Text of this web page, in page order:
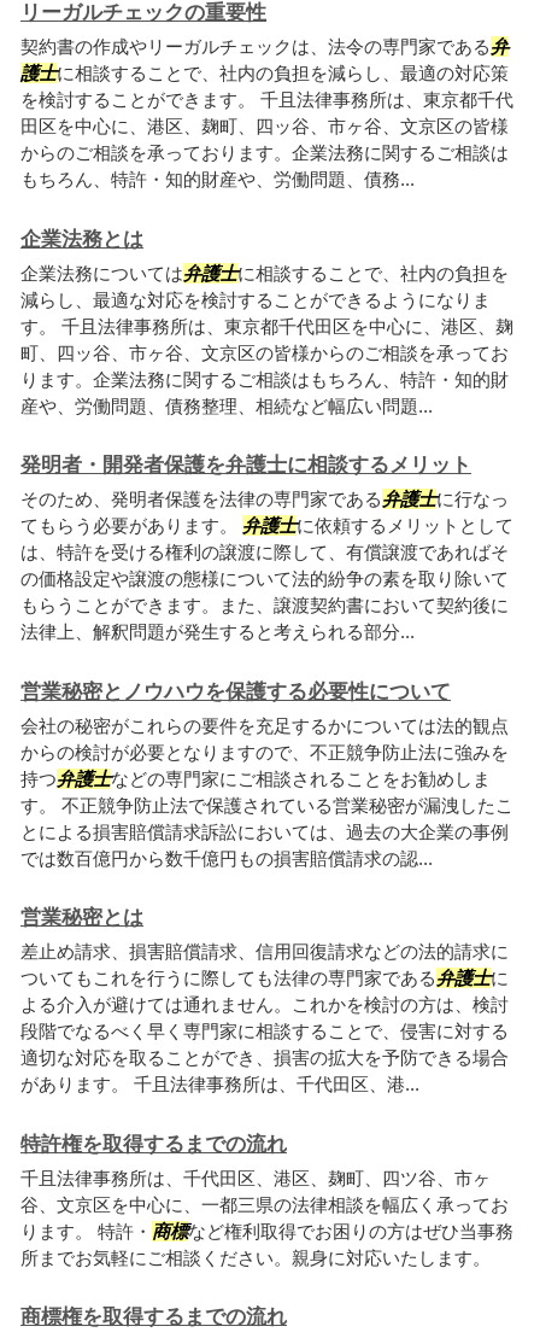
リーガルチェックの重要性
契約書の作成やリーガルチェックは、法令の専門家である弁
護士に相談することで、社内の負担を減らし、最適の対応策
を検討することができます。 千且法律事務所は、東京都千代
田区を中心に、港区、麹町、四ッ谷、市ヶ谷、文京区の皆様
からのご相談を承っております。企業法務に関するご相談は
もちろん、特許・知的財産や、労働問題、債務...
企業法務とは
企業法務については弁護士に相談することで、社内の負担を
減らし、最適な対応を検討することができるようになりま
す。 千且法律事務所は、東京都千代田区を中心に、港区、麹
町、四ッ谷、市ヶ谷、文京区の皆様からのご相談を承ってお
ります。企業法務に関するご相談はもちろん、特許・知的財
産や、労働問題、債務整理、相続など幅広い問題...
発明者・開発者保護を弁護士に相談するメリット
そのため、発明者保護を法律の専門家である弁護士に行なっ
てもらう必要があります。 弁護士に依頼するメリットとして
は、特許を受ける権利の譲渡に際して、有償譲渡であればそ
の価格設定や譲渡の態様について法的紛争の素を取り除いて
もらうことができます。また、譲渡契約書において契約後に
法律上、解釈問題が発生すると考えられる部分...
営業秘密とノウハウを保護する必要性について
会社の秘密がこれらの要件を充足するかについては法的観点
からの検討が必要となりますので、不正競争防止法に強みを
持つ弁護士などの専門家にご相談されることをお勧めしま
す。 不正競争防止法で保護されている営業秘密が漏洩したこ
とによる損害賠償請求訴訟においては、過去の大企業の事例
では数百億円から数千億円もの損害賠償請求の認...
営業秘密とは
差止め請求、損害賠償請求、信用回復請求などの法的請求に
ついてもこれを行うに際しても法律の専門家である弁護士に
よる介入が避けては通れません。これかを検討の方は、検討
段階でなるべく早く専門家に相談することで、侵害に対する
適切な対応を取ることができ、損害の拡大を予防できる場合
があります。 千且法律事務所は、千代田区、港...
特許権を取得するまでの流れ
千且法律事務所は、千代田区、港区、麹町、四ツ谷、市ヶ
谷、文京区を中心に、一都三県の法律相談を幅広く承ってお
ります。 特許・ 商標など権利取得でお困りの方はぜひ当事務
所までお気軽にご相談ください。親身に対応いたします。
商標権を取得するまでの流れ